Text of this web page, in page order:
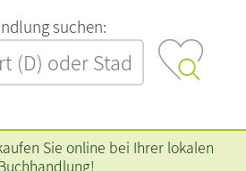
‍s‍u‍c‍h‍e‍n‍:‍
Sie online bei Ihrer lokalen